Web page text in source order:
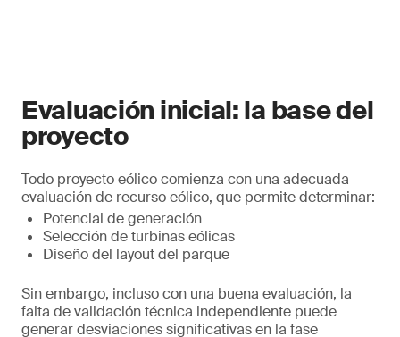
Evaluación inicial: la base del
proyecto
Todo proyecto eólico comienza con una adecuada
evaluación de recurso eólico, que permite determinar:
Potencial de generación
Selección de turbinas eólicas
Diseño del layout del parque
Sin embargo, incluso con una buena evaluación, la
falta de validación técnica independiente puede
generar desviaciones significativas en la fase